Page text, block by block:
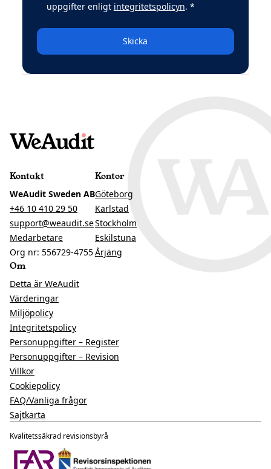
uppgifter enligt integritetspolicyn. *(obligatoriskt)
Skicka
Kontakt
WeAudit Sweden AB
+46 10 410 29 50
support@weaudit.se
Medarbetare
Org nr: 556729-4755
Kontor
Göteborg
Karlstad
Stockholm
Eskilstuna
Årjäng
Om
Detta är WeAudit
Värderingar
Miljöpolicy
Integritetspolicy
Personuppgifter – Register
Personuppgifter – Revision
Villkor
Cookiepolicy
FAQ/Vanliga frågor
Sajtkarta
Kvalitetssäkrad revisionsbyrå